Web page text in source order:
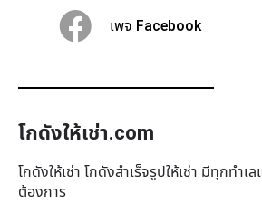
เพจ Facebook
โกดังให้เช่า.com
โกดังให้เช่า โกดังสำเร็จรูปให้เช่า มีทุกทำเ
ต้องการ